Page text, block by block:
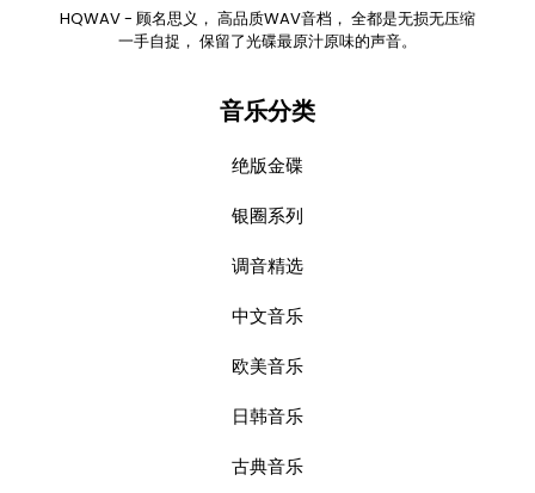
HQWAV - 顾名思义， 高品质WAV音档， 全都是无损无压缩
一手自捉， 保留了光碟最原汁原味的声音。
音乐分类
绝版金碟
银圈系列
调音精选
中文音乐
欧美音乐
日韩音乐
古典音乐